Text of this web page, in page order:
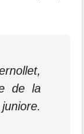
de la